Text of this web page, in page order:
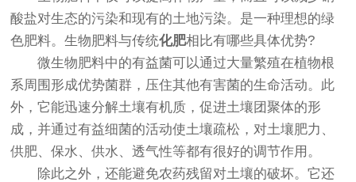
酸盐对生态的污染和现有的土地污染。是一种理想的绿
色肥料。生物肥料与传统化肥相比有哪些具体优势?
微生物肥料中的有益菌可以通过大量繁殖在植物根
系周围形成优势菌群，压住其他有害菌的生命活动。此
外，它能迅速分解土壤有机质，促进土壤团聚体的形
成，并通过有益细菌的活动使土壤疏松，对土壤肥力、
供肥、保水、供水、透气性等都有很好的调节作用。
除此之外，还能避免农药残留对土壤的破坏。它还